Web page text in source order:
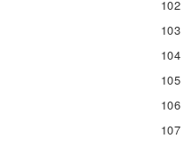
102
103
104
105
106
107